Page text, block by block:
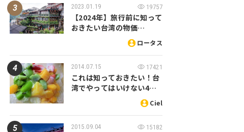
2023.01.19 19757
【2024年】旅行前に知って
おきたい台湾の物価…
ロータス
2014.07.15 17421
これは知っておきたい！台
湾でやってはいけない4…
Ciel
2015.09.04 15182